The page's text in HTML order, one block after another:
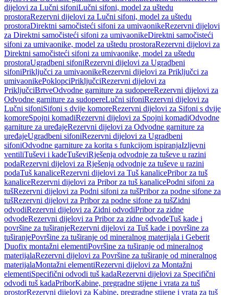
dijelovi za Lučni sifoniLučni sifoni, model za uštedu
prostoraRezervni dijelovi za Lučni sifoni, model za uštedu
prostoraDirektni samočisteći sifoni za umivaonikeRezervni dijelovi
za Direktni samočisteći sifoni za umivaonikeDirektni samočisteći
sifoni za umivaonike, model za uštedu prostoraRezervni dijelovi za
Direktni samočisteći sifoni za umivaonike, model za uštedu
prostoraUgradbeni sifoniRezervni dijelovi za Ugradbeni
sifoniPriključci za umivaonikeRezervni dijelovi za Priključci za
umivaonikePoklopciPriključciRezervni dijelovi za
PriključciBrtveOdvodne garniture za sudopereRezervni dijelovi za
Odvodne garniture za sudopereLučni sifoniRezervni dijelovi za
Lučni sifoniSifoni s dvije komoreRezervni dijelovi za Sifoni s dvije
komoreSpojni komadiRezervni dijelovi za Spojni komadiOdvodne
garniture za uređajeRezervni dijelovi za Odvodne garniture za
uređajeUgradbeni sifoniRezervni dijelovi za Ugradbeni
sifoniOdvodne garniture za korita s funkcijom ispiranjaIzljevni
ventiliTuševi i kadeTuševiRješenja odvodnje za tuševe u razini
podaRezervni dijelovi za Rješenja odvodnje za tuševe u razini
podaTuš kanaliceRezervni dijelovi za Tuš kanalicePribor za tuš
kanaliceRezervni dijelovi za Pribor za tuš kanalicePodni sifoni za
tušRezervni dijelovi za Podni sifoni za tušPribor za podne sifone za
tušRezervni dijelovi za Pribor za podne sifone za tušZidni
odvodiRezervni dijelovi za Zidni odvodiPribor za zidne
odvodeRezervni dijelovi za Pribor za zidne odvodeTuš kade i
površine za tuširanjeRezervni dijelovi za Tuš kade i površine za
tuširanjePovršine za tuširanje od mineralnog materijala i Geberit
Duofix montažni elementiPovršine za tuširanje od mineralnog
materijalaRezervni dijelovi za Površine za tuširanje od mineralnog
materijalaMontažni elementiRezervni dijelovi za Montažni
elementiSpecifični odvodi tuš kadaRezervni dijelovi za Specifični
odvodi tuš kadaPriborKabine, pregradne stijene i vrata za tuš
prostorRezervni dijelovi za Kabine, pregradne stijene i vrata za tuš